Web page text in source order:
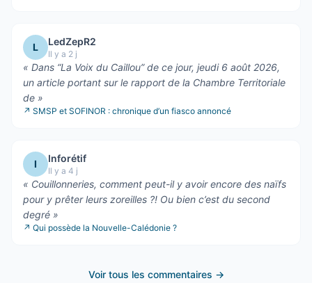
L LedZepR2
Il y a 2 j
« Dans “La Voix du Caillou” de ce jour, jeudi 6 août 2026,
un article portant sur le rapport de la Chambre Territoriale
de »
↗ SMSP et SOFINOR : chronique d’un fiasco annoncé
I Inforétif
Il y a 4 j
« Couillonneries, comment peut-il y avoir encore des naïfs
pour y prêter leurs zoreilles ?! Ou bien c’est du second
degré »
↗ Qui possède la Nouvelle-Calédonie ?
Voir tous les commentaires →